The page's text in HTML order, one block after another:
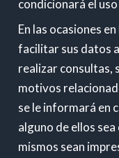
condicionará el
En las ocasiones
facilitar sus datos
realizar consultas,
motivos
se le informará en
alguno de ellos
mismos sean